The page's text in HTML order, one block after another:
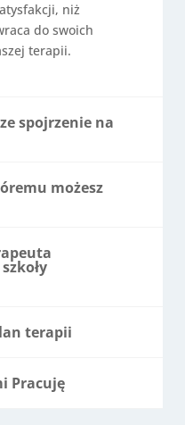
niż
do swoich
terapii.
spojrzenie na
możesz
terapii
Pracuję